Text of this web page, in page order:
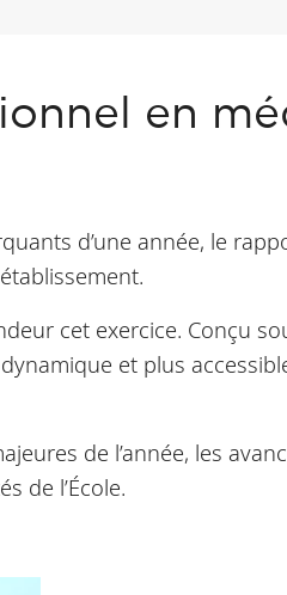
en
d’une année, le
cet exercice. Conçu
et plus
de l’année, les
de l’École.